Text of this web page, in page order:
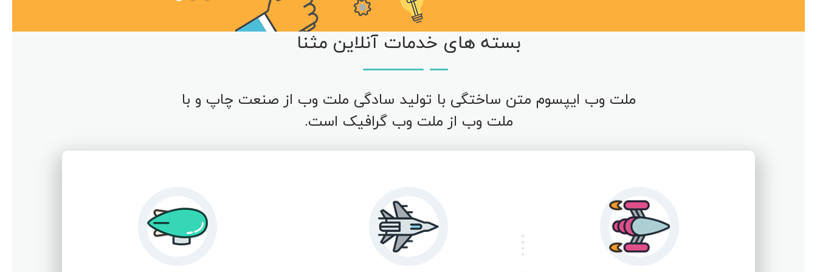
بسته های خدمات آنلاین مثنا
ملت وب ایپسوم متن ساختگی با تولید سادگی ملت وب از صنعت چاپ و با
ملت وب از ملت وب گرافیک است.